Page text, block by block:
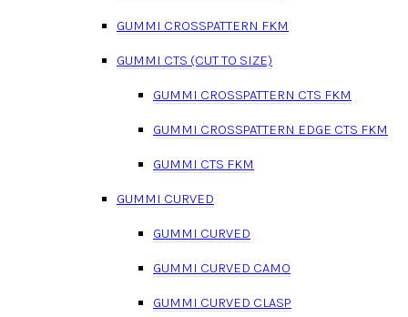
GUMMI CROSSPATTERN FKM
GUMMI CTS (CUT TO SIZE)
GUMMI CROSSPATTERN CTS FKM
GUMMI CROSSPATTERN EDGE CTS FKM
GUMMI CTS FKM
GUMMI CURVED
GUMMI CURVED
GUMMI CURVED CAMO
GUMMI CURVED CLASP